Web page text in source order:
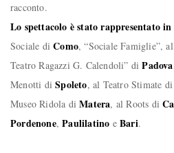
racconto.
Lo spettacolo è stato rappresentato
Sociale diComo, “Sociale Famiglie”,
Teatro Ragazzi G. Calendoli” diPadova
Menotti diSpoleto, al Teatro Stimate
Museo Ridola diMatera, al Roots di
Pordenone,Paulilatino eBari.